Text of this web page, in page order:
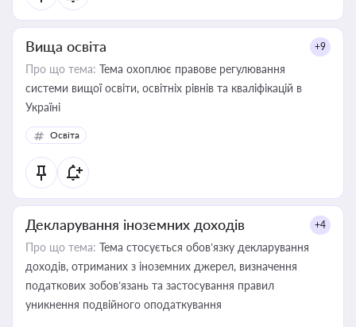
Вища освіта +9
Про що тема: Тема охоплює правове регулювання
системи вищої освіти, освітніх рівнів та кваліфікацій в
Україні
Освіта
Декларування іноземних доходів +4
Про що тема: Тема стосується обов’язку декларування
доходів, отриманих з іноземних джерел, визначення
податкових зобов’язань та застосування правил
уникнення подвійного оподаткування